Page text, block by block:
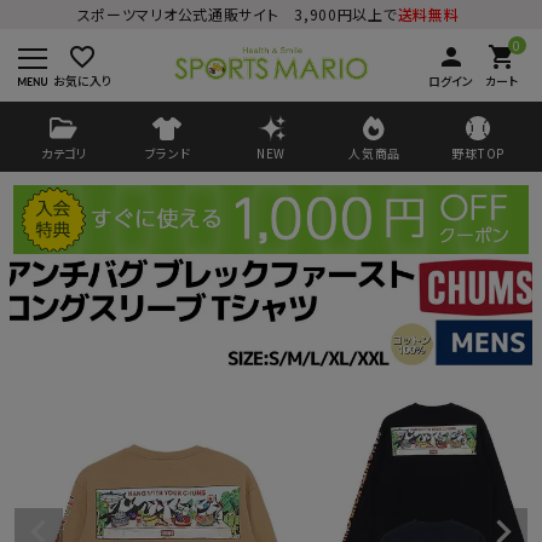
スポーツマリオ公式通販サイト 3,900円以上で送料無料
favorite_border
お気に入り
person
ログイン
0
shopping_cart
カート
カテゴリ ブランド NEW 人気商品 野球TOP
ログイン 会員登録